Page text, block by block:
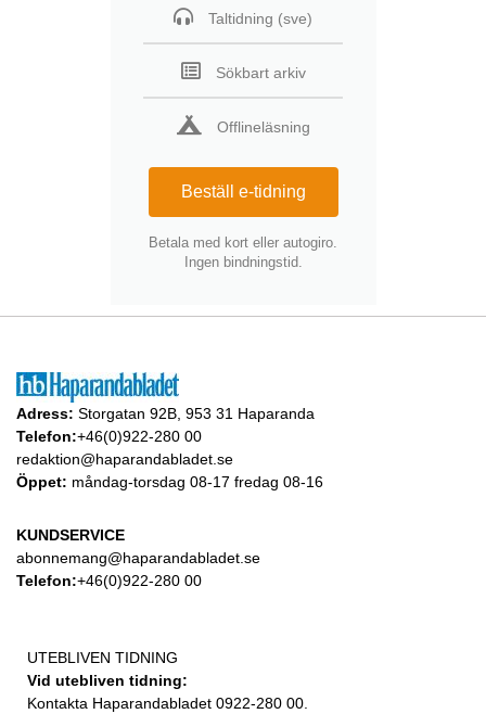
Taltidning (sve)
Sökbart arkiv
Offlineläsning
Beställ e-tidning
Betala med kort eller autogiro.
Ingen bindningstid.
Adress: Storgatan 92B, 953 31 Haparanda
Telefon:+46(0)922-280 00
redaktion@haparandabladet.se
Öppet: måndag-torsdag 08-17 fredag 08-16
KUNDSERVICE
abonnemang@haparandabladet.se
Telefon:+46(0)922-280 00
UTEBLIVEN TIDNING
Vid utebliven tidning:
Kontakta Haparandabladet 0922-280 00.